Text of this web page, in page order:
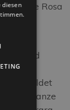
Notte Rosa
ganze
Strand
bildet
die ganze
diesen